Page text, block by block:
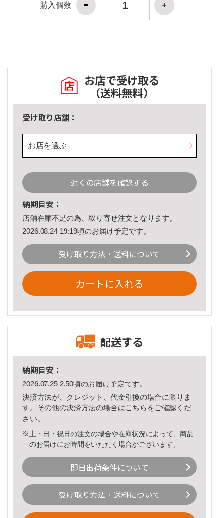
購入個数
お店で受け取る
（送料無料）
受け取り店舗：
お店を選ぶ
近くの店舗を確認する
納期目安：
店舗在庫不足の為、取り寄せ注文となります。
2026.08.24 19:19頃のお届け予定です。
受け取り方法・送料について
カートに入れる
配送する
納期目安：
2026.07.25 2:50頃のお届け予定です。
決済方法が、クレジット、代金引換の場合に限りま
す。その他の決済方法の場合はこちら をご確認くだ
さい。
※土・日・祝日の注文の場合や在庫状況によって、商品
のお届けにお時間をいただく場合がございます。
即日出荷条件について
受け取り方法・送料について